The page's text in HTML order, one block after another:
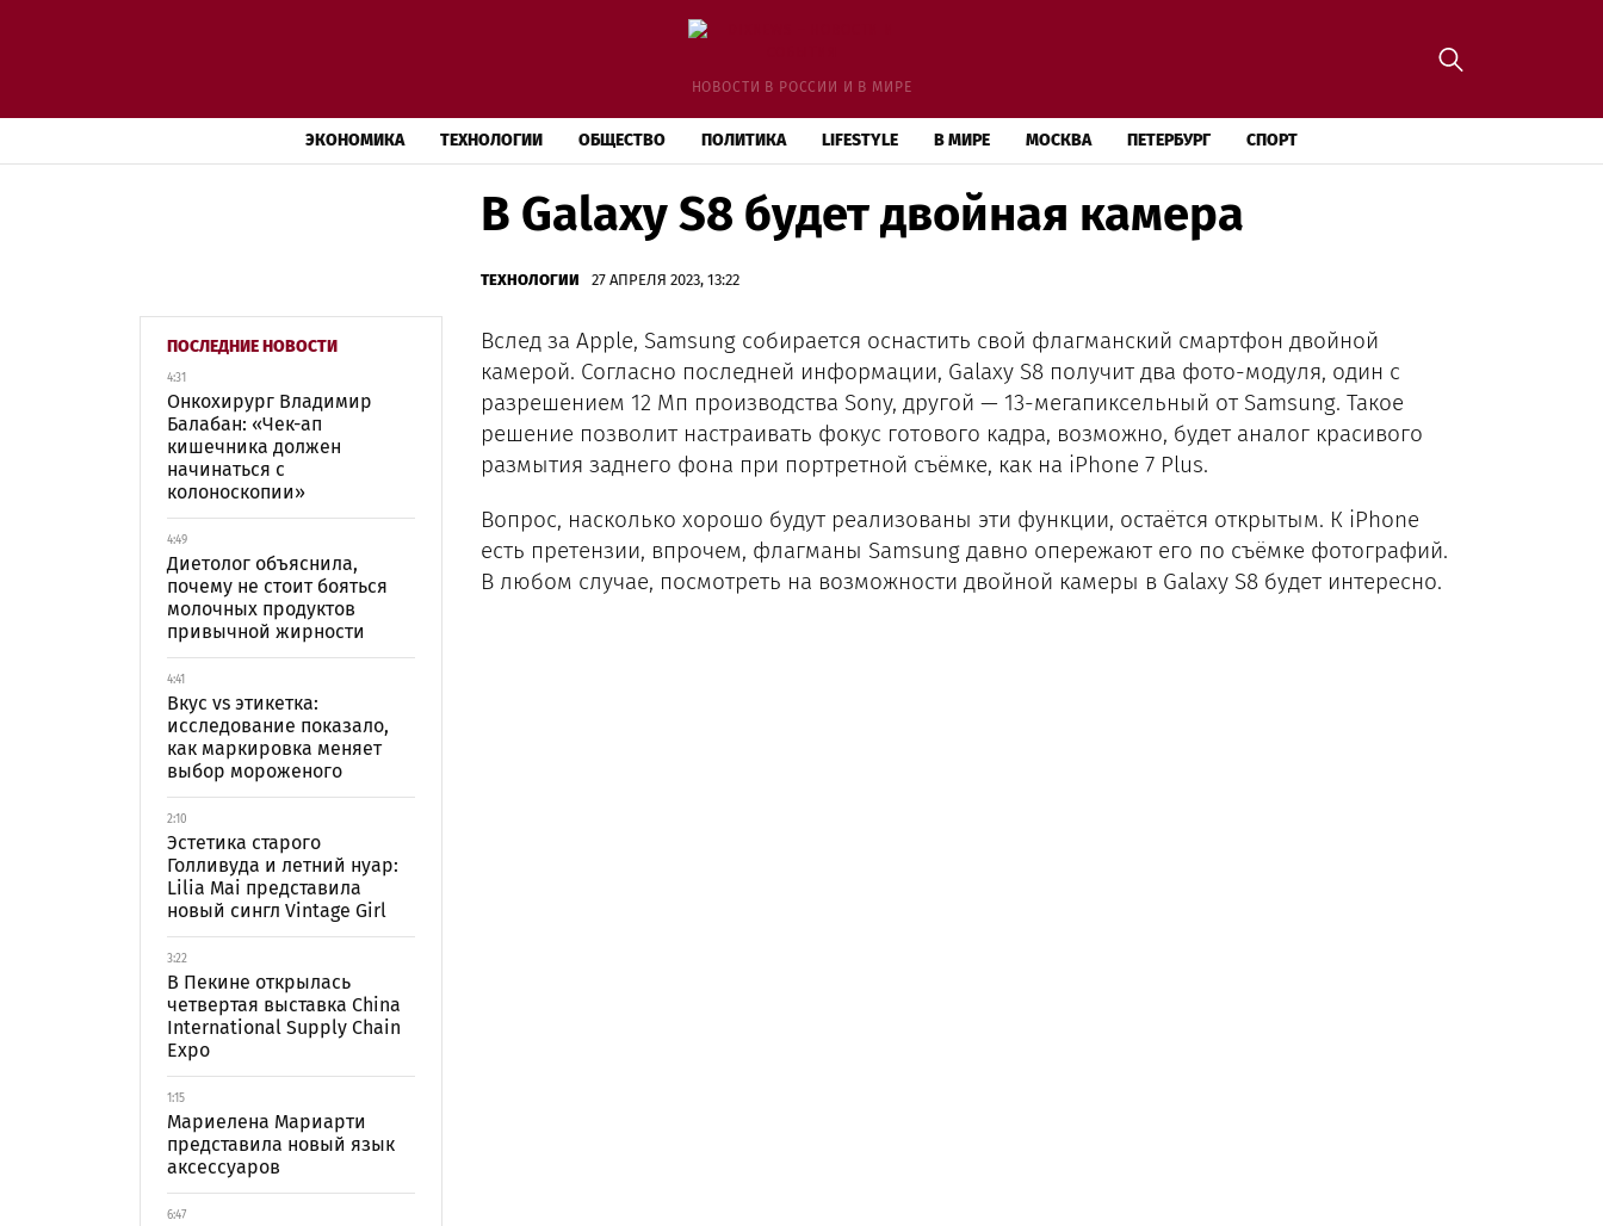
НОВОСТИ В РОССИИ И В МИРЕ
ЭКОНОМИКА ТЕХНОЛОГИИ ОБЩЕСТВО ПОЛИТИКА LIFESTYLE В МИРЕ МОСКВА ПЕТЕРБУРГ СПОРТ
В Galaxy S8 будет двойная камера
ТЕХНОЛОГИИ 27 АПРЕЛЯ 2023, 13:22
ПОСЛЕДНИЕ НОВОСТИ
4:31
Онкохирург Владимир
Балабан: «Чек-ап
кишечника должен
начинаться с
колоноскопии»
4:49
Диетолог объяснила,
почему не стоит бояться
молочных продуктов
привычной жирности
4:41
Вкус vs этикетка:
исследование показало,
как маркировка меняет
выбор мороженого
2:10
Эстетика старого
Голливуда и летний нуар:
Lilia Mai представила
новый сингл Vintage Girl
3:22
В Пекине открылась
четвертая выставка China
International Supply Chain
Expo
1:15
Мариелена Мариарти
представила новый язык
аксессуаров
6:47
Вслед за Apple, Samsung собирается оснастить свой флагманский смартфон двойной
камерой. Согласно последней информации, Galaxy S8 получит два фото-модуля, один с
разрешением 12 Мп производства Sony, другой — 13-мегапиксельный от Samsung. Такое
решение позволит настраивать фокус готового кадра, возможно, будет аналог красивого
размытия заднего фона при портретной съёмке, как на iPhone 7 Plus.
Вопрос, насколько хорошо будут реализованы эти функции, остаётся открытым. К iPhone
есть претензии, впрочем, флагманы Samsung давно опережают его по съёмке фотографий.
В любом случае, посмотреть на возможности двойной камеры в Galaxy S8 будет интересно.